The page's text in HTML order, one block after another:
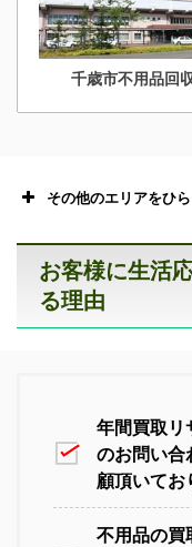
千歳市不用品回
その他のエリアをひ
お客様に生活
る理由
年間買取リ
のお問い合
顧頂いてお
不用品の買